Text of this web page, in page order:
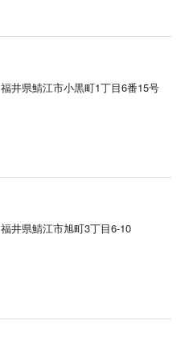
福井県鯖江市小黒町1丁目6番15号
福井県鯖江市旭町3丁目6-10